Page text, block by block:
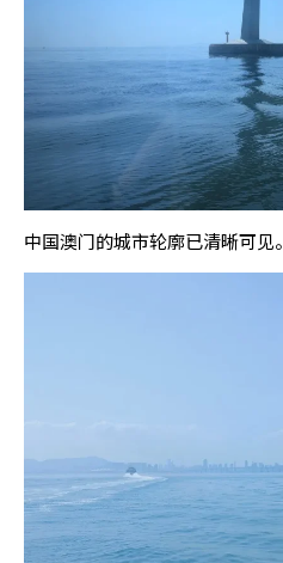
中国澳门的城市轮廓已清晰可见。